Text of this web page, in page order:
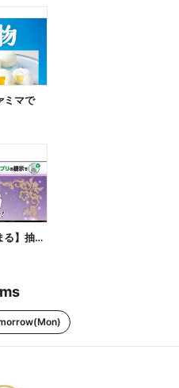
ミマで
【ファミペイでスタンプ貯まる】抽選でペアチケットが当たる!